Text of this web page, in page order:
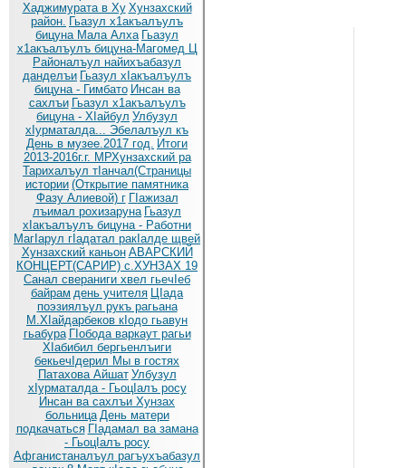
Хаджимурата в Ху Хунзахский
район. Гьазул х1акъалъулъ
бицуна Мала Алха Гьазул
х1акъалъулъ бицуна-Магомед Ц
Районалъул найихъабазул
данделъи Гьазул хIакъалъулъ
бицуна - Гимбато Инсан ва
сахлъи Гьазул х1акъалъулъ
бицуна - ХIайбул Улбузул
хIурматалда... Эбелалъул къ
День в музее.2017 год. Итоги
2013-2016г.г. МРХунзахский ра
Тарихалъул тIанчал(Страницы
истории (Открытие памятника
Фазу Алиевой) г ГIажизал
лъимал рохизаруна Гьазул
хIакъалъулъ бицуна - Работни
МагIарул гIадатал ракIалде щвей
Хунзахский каньон АВАРСКИЙ
КОНЦЕРТ(САРИР) с.ХУНЗАХ 19
Санал свераниги хвел гьечIеб
байрам день учителя ЦIада
поэзиялъул рукъ рагьана
М.ХIайдарбеков кIодо гьавун
гьабура ГIобода варкаут рагьи
ХIабибил бергьенлъиги
бекьечIдерил Мы в гостях
Патахова Айшат Улбузул
хIурматалда - ГьоцIалъ росу
Инсан ва сахлъи Хунзах
больница День матери
подкачаться ГIадамал ва замана
- ГьоцIалъ росу
Афганистаналъул рагъухъабазул